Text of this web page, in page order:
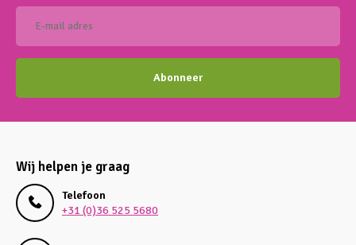
Abonneer
Wij helpen je graag
Telefoon
+31 (0)36 525 5680